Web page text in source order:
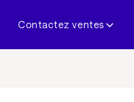
Contactez ventes